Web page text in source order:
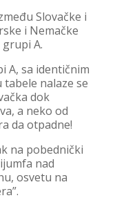
Slovačke i
i Nemačke
A.
A, sa identičnim
nalaze se
dok
a neko od
da otpadne!
na pobednički
nad
osvetu na